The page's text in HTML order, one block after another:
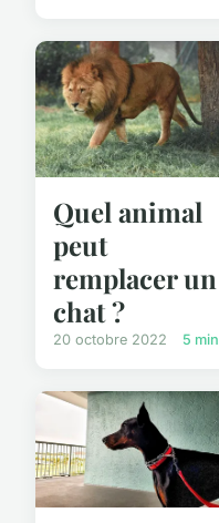
Quel animal
peut
remplacer un
chat ?
20 octobre 2022 5 min